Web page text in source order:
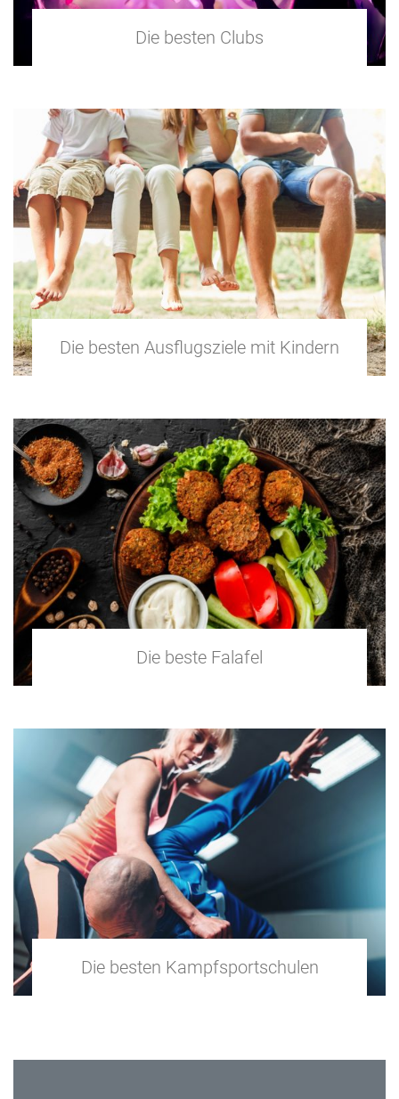
Die besten Clubs
Die besten Ausflugsziele mit Kindern
Die beste Falafel
Die besten Kampfsportschulen